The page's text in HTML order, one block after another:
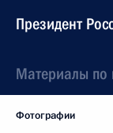
Президент
Материалы по
Фотографии